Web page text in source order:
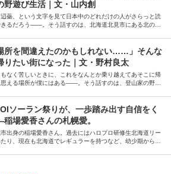
野遊び生活｜文・山内創
辺蘂、という文字を見て日本中のどれだけの人がさらっと読
るだろう――。そう話すのは、北海道北見市にある北の大
べ）町を起点とした野遊び生活について綴っていただきまし
所を間違えたのかもしれない……」そんな
りたい街になった｜文・野村良太
なく苦しいときに、これをなんとか乗り越えてあそこに帰
える場所が僕にはある――。そう話すのは、登山家の野村
うになった街への思いを綴っていただきました。
ソーラン祭りが、一歩踏み出す自信をく
場愛香さんの札幌愛。
出身の稲場愛香さん。過去にはハロプロ研修生北海道リー
り、現在も北海道でレギュラーを持つなど、幼少期から現